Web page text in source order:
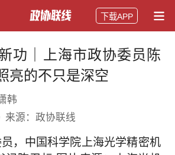
下载APP
功｜上海市政协委员陈
亮的不只是深空
韩
来源：政协联线